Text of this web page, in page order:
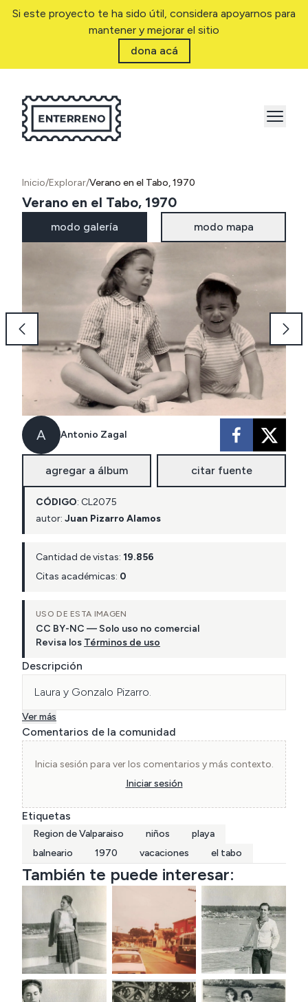
Si este proyecto te ha sido útil, considera apoyarnos para
mantener y mejorar el sitio
dona acá
Inicio/Explorar/Verano en el Tabo, 1970
Verano en el Tabo, 1970
modo galería modo mapa
A Antonio Zagal
agregar a álbum citar fuente
CÓDIGO: CL2075
autor: Juan Pizarro Alamos
Cantidad de vistas: 19.856
Citas académicas: 0
USO DE ESTA IMAGEN
CC BY-NC — Solo uso no comercial
Revisa los Términos de uso
Descripción
Ver más
Comentarios de la comunidad
Inicia sesión para ver los comentarios y más contexto.
Iniciar sesión
Etiquetas
Region de Valparaiso niños
playa
balneario
1970 vacaciones el tabo
También te puede interesar: